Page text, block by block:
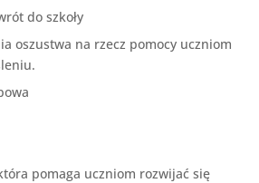
do szkoły
oszustwa na rzecz pomocy uczniom
pomaga uczniom rozwijać się